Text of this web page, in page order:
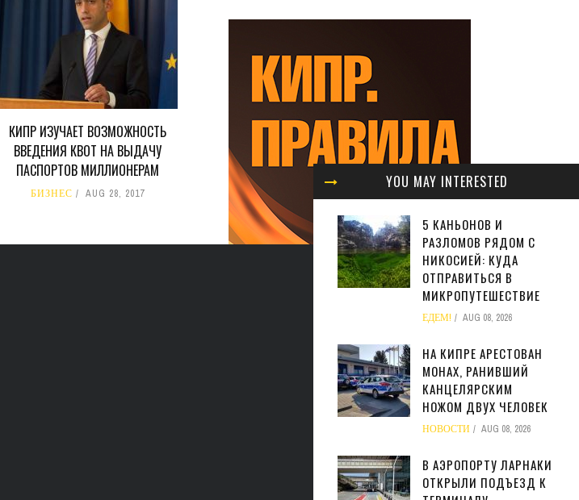
КИПР ИЗУЧАЕТ ВОЗМОЖНОСТЬ
ВВЕДЕНИЯ КВОТ НА ВЫДАЧУ
ПАСПОРТОВ МИЛЛИОНЕРАМ
БИЗНЕС AUG 28, 2017
YOU MAY INTERESTED
5 КАНЬОНОВ И
РАЗЛОМОВ РЯДОМ С
НИКОСИЕЙ: КУДА
ОТПРАВИТЬСЯ В
МИКРОПУТЕШЕСТВИЕ
ЕДЕМ! AUG 08, 2026
НА КИПРЕ АРЕСТОВАН
МОНАХ, РАНИВШИЙ
КАНЦЕЛЯРСКИМ
НОЖОМ ДВУХ ЧЕЛОВЕК
НОВОСТИ AUG 08, 2026
В АЭРОПОРТУ ЛАРНАКИ
ОТКРЫЛИ ПОДЪЕЗД К